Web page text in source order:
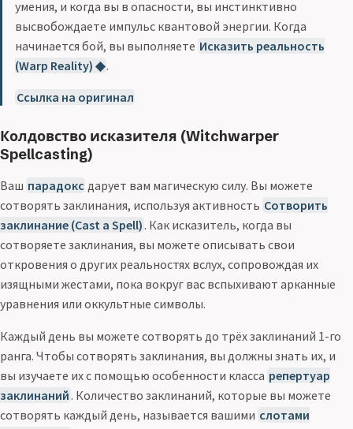
умения, и когда вы в опасности, вы инстинктивно
высвобождаете импульс квантовой энергии. Когда
начинается бой, вы выполняете Исказить реальность
(Warp Reality) ◆.
Ссылка на оригинал
Колдовство исказителя (Witchwarper
Spellcasting)
Ваш парадокс дарует вам магическую силу. Вы можете
сотворять заклинания, используя активность Сотворить
заклинание (Cast a Spell) . Как исказитель, когда вы
сотворяете заклинания, вы можете описывать свои
откровения о других реальностях вслух, сопровождая их
изящными жестами, пока вокруг вас вспыхивают арканные
уравнения или оккультные символы.
Каждый день вы можете сотворять до трёх заклинаний 1-го
ранга. Чтобы сотворять заклинания, вы должны знать их, и
вы изучаете их с помощью особенности класса репертуар
заклинаний . Количество заклинаний, которые вы можете
сотворять каждый день, называется вашими слотами